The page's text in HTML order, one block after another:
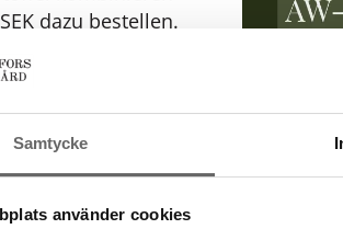
Samtycke
använder cookies
dazu bestellen.
Stimmung mit toller
01:00 Uhr geöffnet.